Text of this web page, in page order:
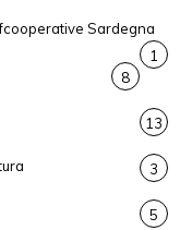
Sardegna
1
8
13
3
5